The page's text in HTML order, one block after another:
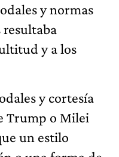
y normas
resultaba
y a los
y cortesía
Trump o Milei
un estilo